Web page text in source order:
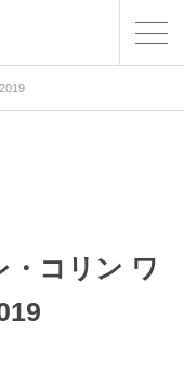
・コリン ワ